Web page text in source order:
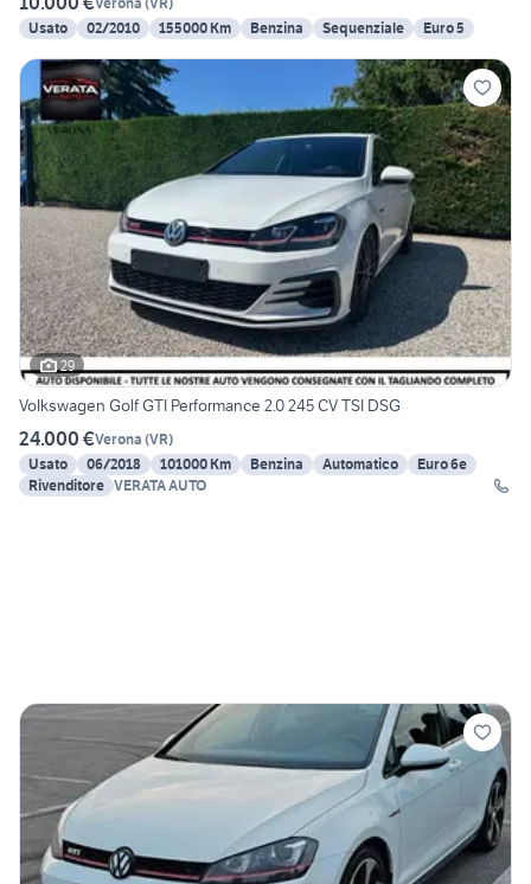
Usato
02/2010 155000 Km Benzina Sequenziale Euro 5
29
Volkswagen Golf GTI Performance 2.0 245 CV TSI DSG
24.000 €Verona (VR)
Usato
06/2018 101000 Km Benzina Automatico
Euro 6e
Rivenditore VERATA AUTO